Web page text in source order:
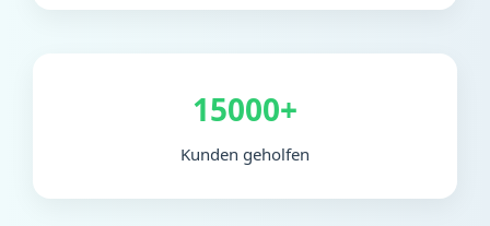
15000+
Kunden geholfen